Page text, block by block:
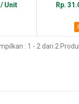
/ Unit Rp.
: 1 - 2 dari 2